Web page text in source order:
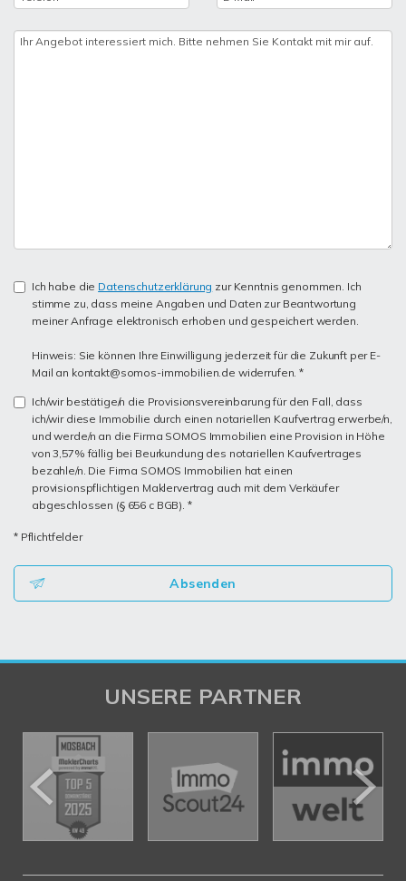
Ich habe die Datenschutzerklärung zur Kenntnis genommen. Ich
stimme zu, dass meine Angaben und Daten zur Beantwortung
meiner Anfrage elektronisch erhoben und gespeichert werden.
Hinweis: Sie können Ihre Einwilligung jederzeit für die Zukunft per E-
Mail an kontakt@somos-immobilien.de widerrufen. *
Ich/wir bestätige/n die Provisionsvereinbarung für den Fall, dass
ich/wir diese Immobilie durch einen notariellen Kaufvertrag erwerbe/n,
und werde/n an die Firma SOMOS Immobilien eine Provision in Höhe
von 3,57% fällig bei Beurkundung des notariellen Kaufvertrages
bezahle/n. Die Firma SOMOS Immobilien hat einen
provisionspflichtigen Maklervertrag auch mit dem Verkäufer
abgeschlossen (§ 656 c BGB). *
* Pflichtfelder
Absenden
UNSERE PARTNER